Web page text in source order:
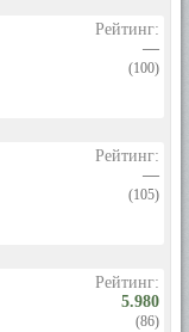
Рейтинг:
—
(100)
Рейтинг:
—
(105)
Рейтинг:
5.980
(86)